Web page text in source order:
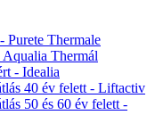
Purete Thermale
Aqualia Thermál
- Idealia
40 év felett - Liftactiv
50 és 60 év felett -